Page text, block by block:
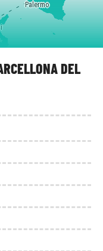
DEL
Palermo